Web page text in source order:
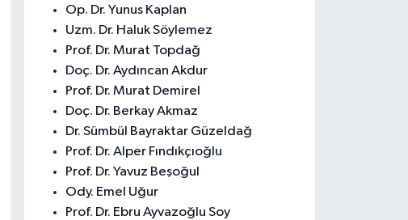
Op. Dr. Yunus Kaplan
Uzm. Dr. Haluk Söylemez
Prof. Dr. Murat Topdağ
Doç. Dr. Aydıncan Akdur
Prof. Dr. Murat Demirel
Doç. Dr. Berkay Akmaz
Dr. Sümbül Bayraktar Güzeldağ
Prof. Dr. Alper Fındıkçıoğlu
Prof. Dr. Yavuz Beşoğul
Ody. Emel Uğur
Prof. Dr. Ebru Ayvazoğlu Soy